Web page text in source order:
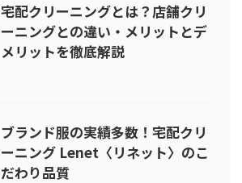
宅配クリーニングとは？店舗クリ
ーニングとの違い・メリットとデ
メリットを徹底解説
ブランド服の実績多数！宅配クリ
ーニング Lenet〈リネット〉のこ
だわり品質